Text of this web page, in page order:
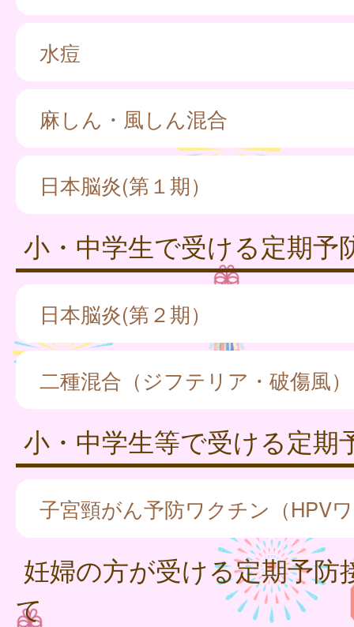
水痘
麻しん・風しん混合
日本脳炎(第１期）
小・中学生で受ける定期予
日本脳炎(第２期）
二種混合（ジフテリア・破傷風
小・中学生等で受ける定期
子宮頸がん予防ワクチン（HPV
妊婦の方が受ける定期予防
て